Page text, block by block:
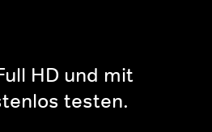
HD und mit
testen.